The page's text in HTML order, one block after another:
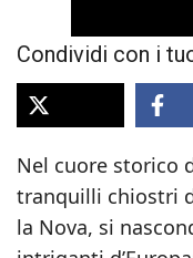
Condividi con i
Nel cuore storico
tranquilli chiostri
la Nova, si